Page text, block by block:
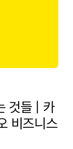
것들 | 카
비즈니스